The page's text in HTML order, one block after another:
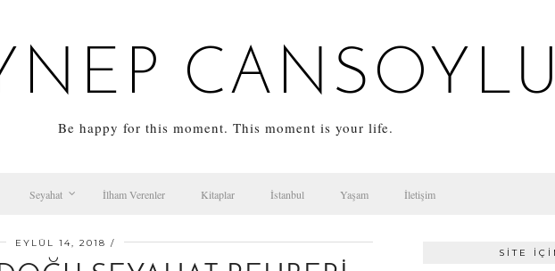
CANSOYLU
Be happy for this moment. This moment is your life.
Seyahat İlham Verenler Kitaplar İstanbul Yaşam İletişim
EYLÜL 14, 2018
SITE